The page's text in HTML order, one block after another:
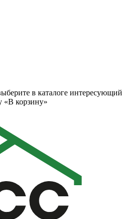
в каталоге интересующий
«В корзину»